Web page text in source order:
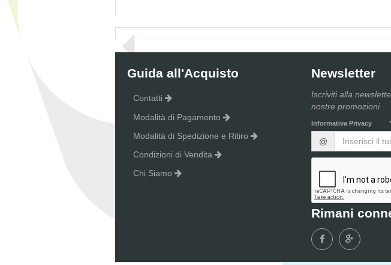
Guida all'Acquisto
Contatti
Modalità di Pagamento
Modalità di Spedizione e Ritiro
Condizioni di Vendita
Chi Siamo
Newsletter
Iscriviti alla
nostre promozioni
Informativa Privacy
@
Rimani